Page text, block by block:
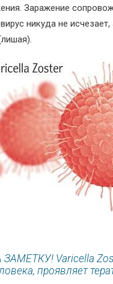
Заражение
никуда не
ЗАМЕТКУ! Varicella
проявляет